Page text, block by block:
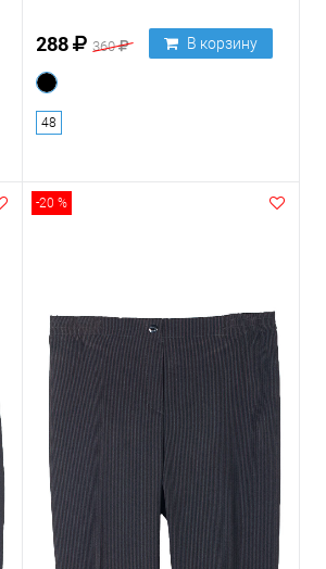
288 360 В корзину
48
-20 %